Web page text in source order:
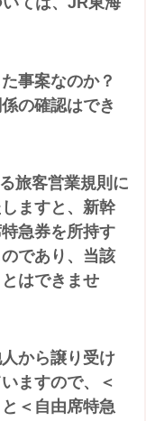
事案なのか？
の確認はでき
旅客営業規則に
ますと、新幹
急券を所持す
であり、当該
はできませ
から譲り受け
ますので、＜
＜自由席特急